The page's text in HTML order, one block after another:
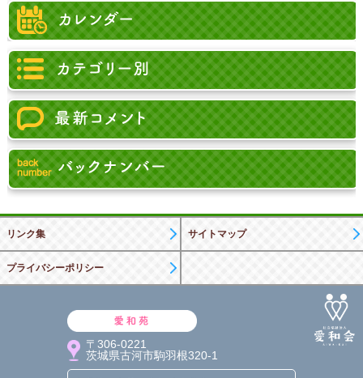
リンク集 サイトマップ
プライバシーポリシー
〒306-0221
茨城県古河市駒羽根320-1